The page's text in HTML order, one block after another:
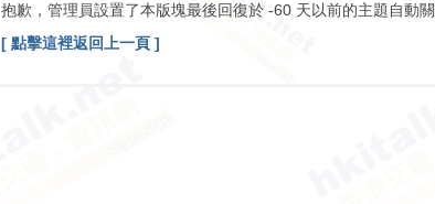
抱歉，管理員設置了本版塊最後回復於 -60 天以前的主題自動
[ 點擊這裡返回上一頁 ]